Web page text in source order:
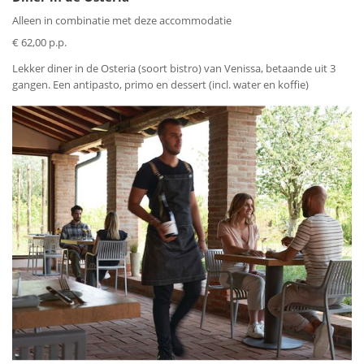
Alleen in combinatie met deze accommodatie
€ 62,00 p.p.
Lekker diner in de Osteria (soort bistro) van Venissa, betaande uit 3
gangen. Een antipasto, primo en dessert (incl. water en koffie)